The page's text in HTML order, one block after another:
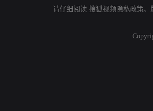
请仔细阅读 搜狐视频隐私政策、